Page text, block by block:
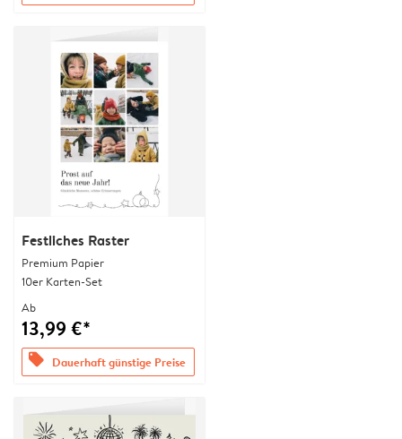
Festliches Raster
Premium Papier
10er Karten-Set
Ab
13,99 €*
offers Dauerhaft günstige Preise